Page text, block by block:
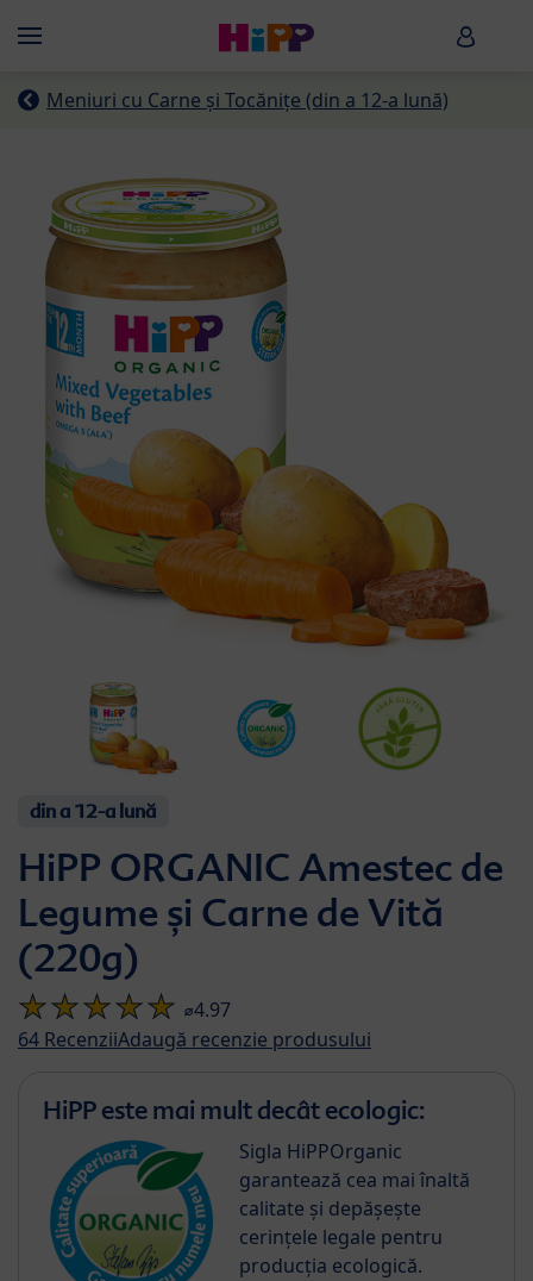
Menü HiPP
Meniuri cu Carne și Tocănițe (din a 12-a lună)
din a 12-a lună
HiPP ORGANIC Amestec de
Legume și Carne de Vită
(220g)
⌀4.97
64 RecenziiAdaugă recenzie produsului
HiPP este mai mult decât ecologic:
Sigla HiPPOrganic
garantează cea mai înaltă
calitate și depășește
cerințele legale pentru
producția ecologică.